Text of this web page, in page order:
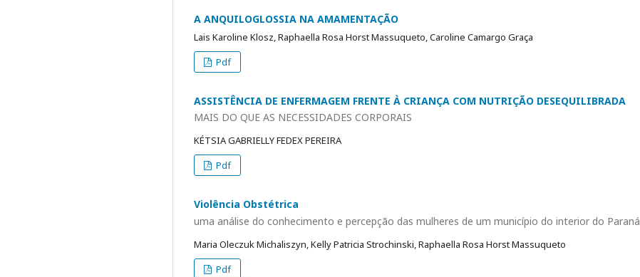
A ANQUILOGLOSSIA NA AMAMENTAÇÃO
Lais Karoline Klosz, Raphaella Rosa Horst Massuqueto, Caroline Camargo Graça
Pdf
ASSISTÊNCIA DE ENFERMAGEM FRENTE À CRIANÇA COM NUTRIÇÃO DESEQUILIBRADA
MAIS DO QUE AS NECESSIDADES CORPORAIS
KÉTSIA GABRIELLY FEDEX PEREIRA
Pdf
Violência Obstétrica
uma análise do conhecimento e percepção das mulheres de um município do interior do Paraná
Maria Oleczuk Michaliszyn, Kelly Patricia Strochinski, Raphaella Rosa Horst Massuqueto
Pdf